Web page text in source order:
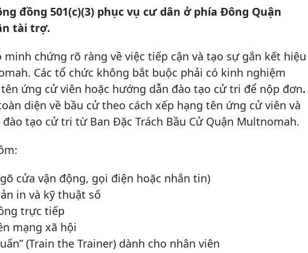
đồng 501(c)(3) phục vụ cư dân ở phía Đông Quận
tài trợ.
chứng rõ ràng về việc tiếp cận và tạo sự gắn kết hiệu
Các tổ chức không bắt buộc phải có kinh nghiệm
ứng cử viên hoặc hướng dẫn đào tạo cử tri để nộp đơn.
diện về bầu cử theo cách xếp hạng tên ứng cử viên và
tạo cử tri từ Ban Đặc Trách Bầu Cử Quận Multnomah.
cửa vận động, gọi điện hoặc nhắn tin)
in và kỹ thuật số
trực tiếp
mạng xã hội
(Train the Trainer) dành cho nhân viên